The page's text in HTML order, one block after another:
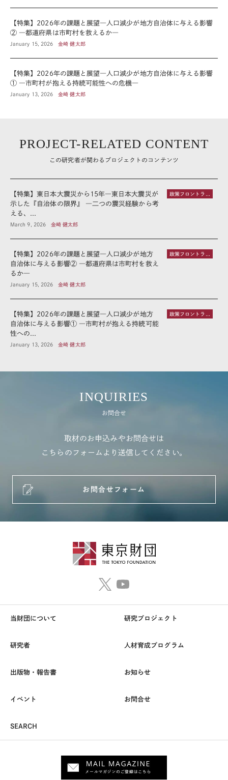
【特集】2026年の課題と展望―人口減少が地方自治体に与える影響
② ―都道府県は市町村を救えるか―
January 15, 2026 金崎 健太郎
【特集】2026年の課題と展望―人口減少が地方自治体に与える影響
① ―市町村が抱える持続可能性への危機―
January 13, 2026 金崎 健太郎
PROJECT-RELATED CONTENT
この研究者が関わるプロジェクトのコンテンツ
政策フロントライン
【特集】東日本大震災から15年―東日本大震災が
示した『自治体の限界』 ―二つの震災経験から考
える、...
March 9, 2026 金崎 健太郎
政策フロントライン
【特集】2026年の課題と展望―人口減少が地方
自治体に与える影響② ―都道府県は市町村を救え
るか―
January 15, 2026 金崎 健太郎
政策フロントライン
【特集】2026年の課題と展望―人口減少が地方
自治体に与える影響① ―市町村が抱える持続可能
性への...
January 13, 2026 金崎 健太郎
INQUIRIES
お問合せ
取材のお申込みやお問合せは
こちらのフォームより送信してください。
お問合せフォーム
当財団について 研究プロジェクト
研究者 人材育成プログラム
出版物・報告書 お知らせ
イベント お問合せ
SEARCH